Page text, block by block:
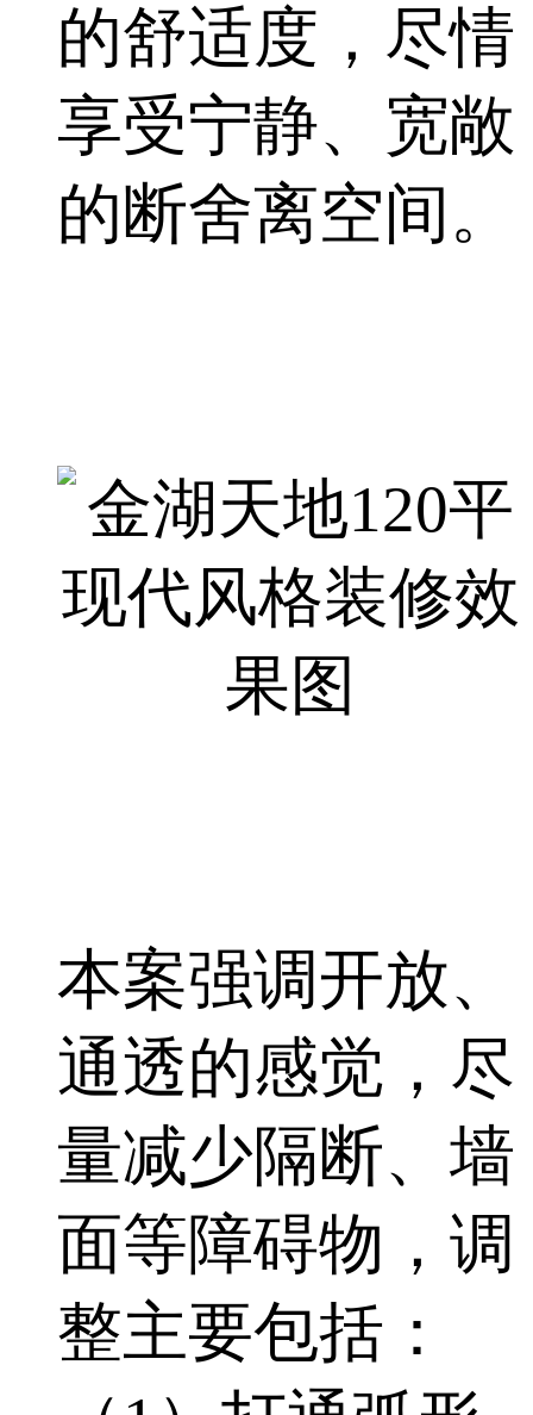
的舒适度，尽情
享受宁静、宽敞
的断舍离空间。
本案强调开放、
通透的感觉，尽
量减少隔断、墙
面等障碍物，调
整主要包括：